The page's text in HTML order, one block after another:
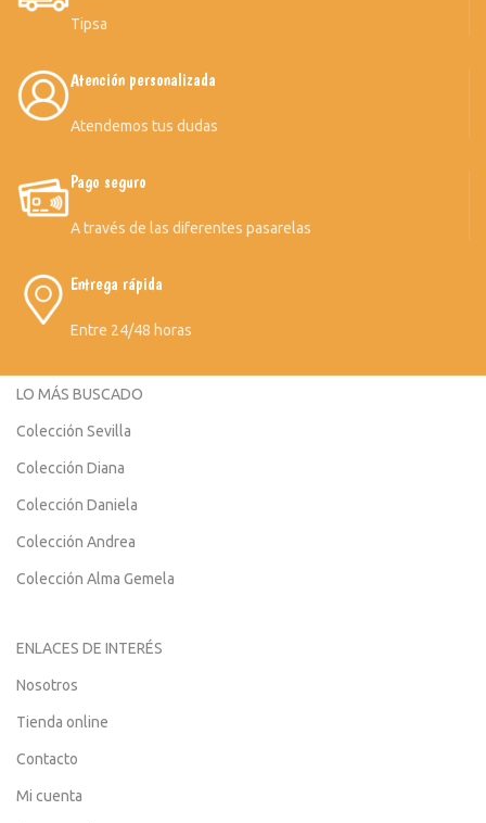
Tipsa
Atención personalizada
Atendemos tus dudas
Pago seguro
A través de las diferentes pasarelas
Entrega rápida
Entre 24/48 horas
LO MÁS BUSCADO
Colección Sevilla
Colección Diana
Colección Daniela
Colección Andrea
Colección Alma Gemela
ENLACES DE INTERÉS
Nosotros
Tienda online
Contacto
Mi cuenta